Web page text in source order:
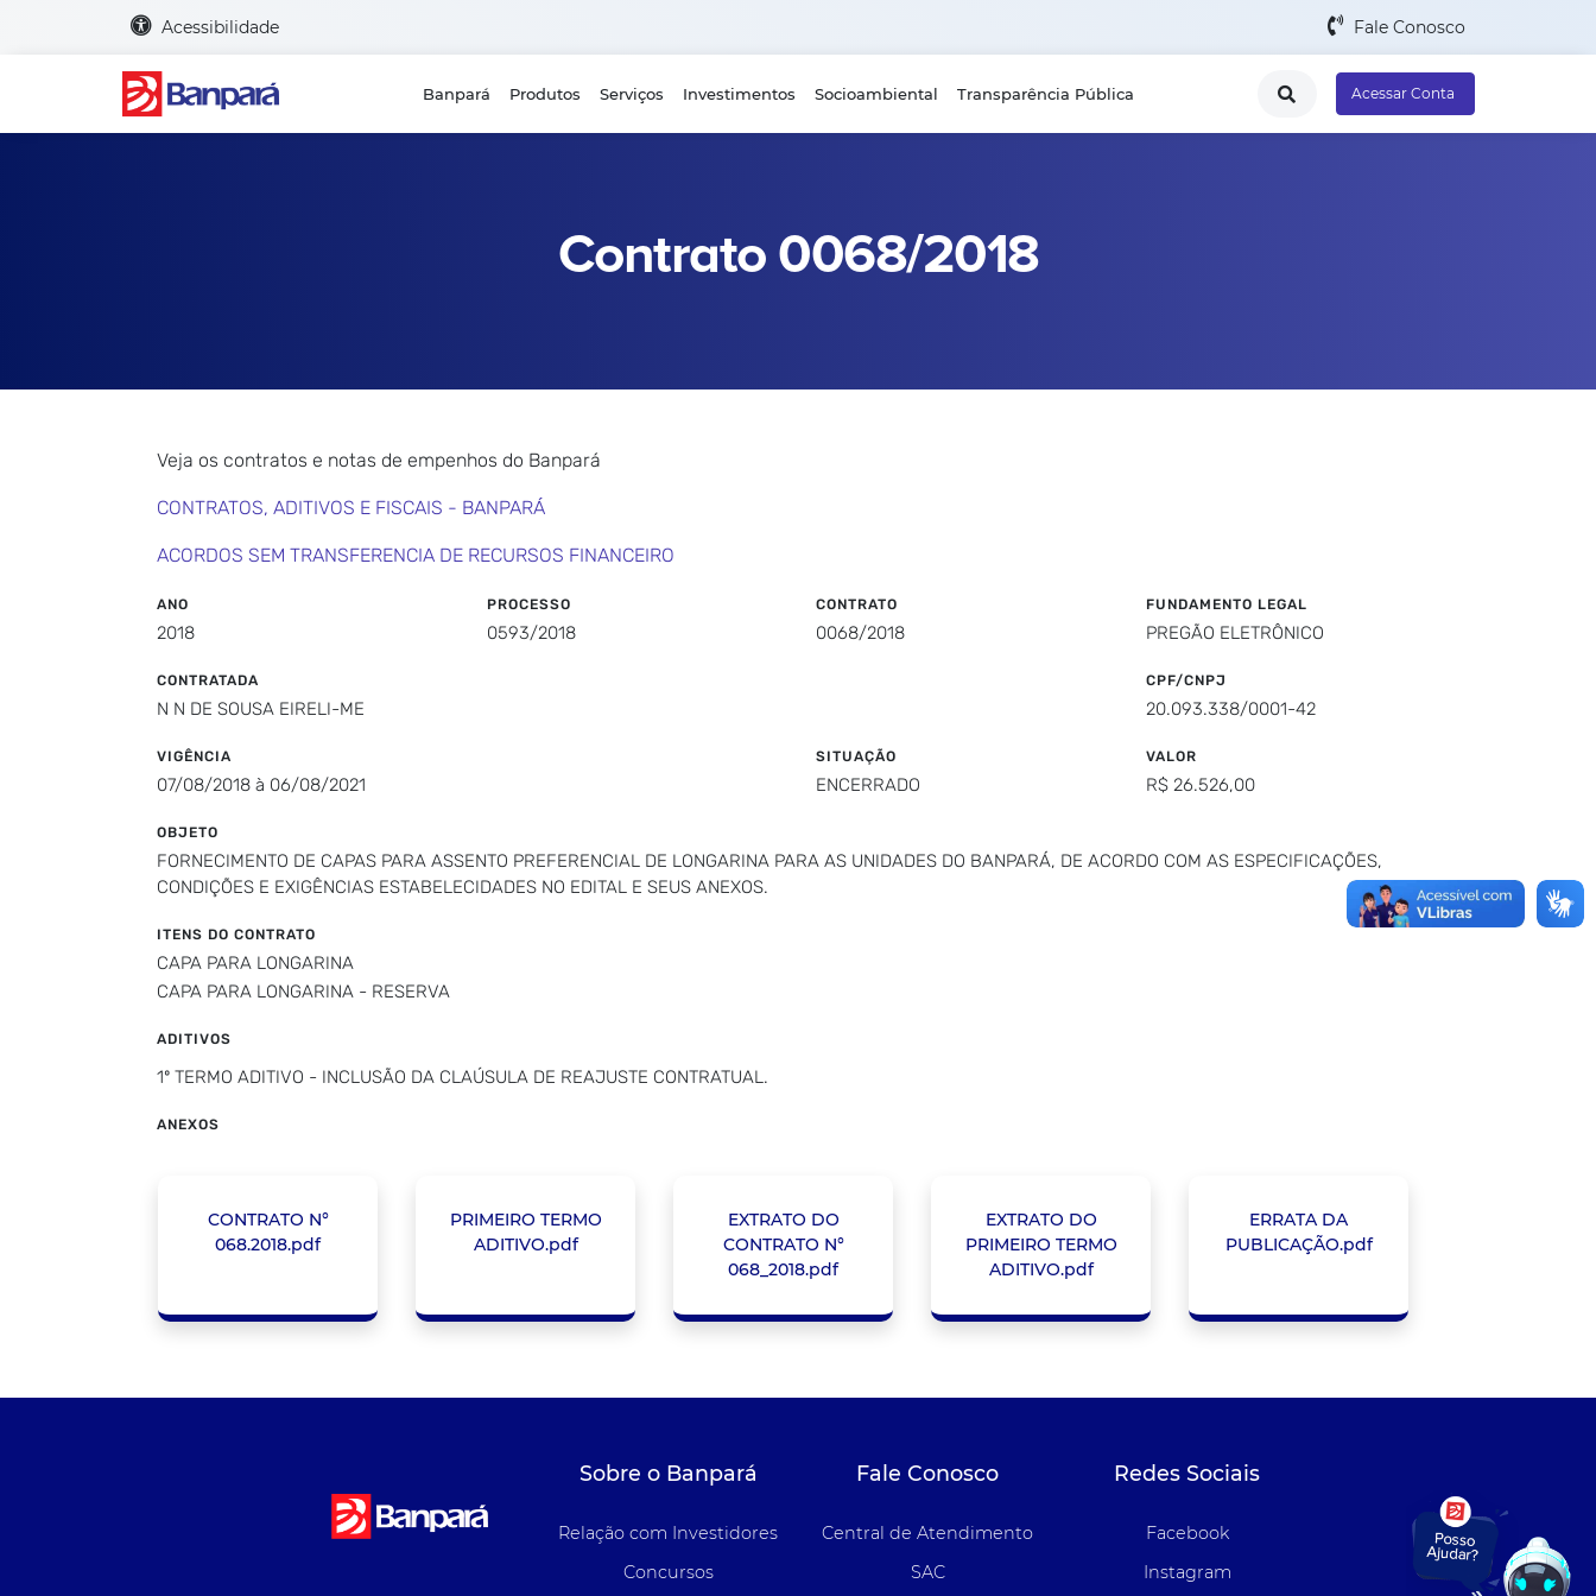
Acessibilidade Fale Conosco
Banpará Produtos Serviços Investimentos Socioambiental Transparência Pública Acessar Conta
Contrato 0068/2018
Veja os contratos e notas de empenhos do Banpará
CONTRATOS, ADITIVOS E FISCAIS - BANPARÁ
ACORDOS SEM TRANSFERENCIA DE RECURSOS FINANCEIRO
ANO
2018
PROCESSO
0593/2018
CONTRATO
0068/2018
FUNDAMENTO LEGAL
PREGÃO ELETRÔNICO
CONTRATADA
N N DE SOUSA EIRELI-ME
CPF/CNPJ
20.093.338/0001-42
VIGÊNCIA
07/08/2018 à 06/08/2021
SITUAÇÃO
ENCERRADO
VALOR
R$ 26.526,00
OBJETO
FORNECIMENTO DE CAPAS PARA ASSENTO PREFERENCIAL DE LONGARINA PARA AS UNIDADES DO BANPARÁ, DE ACORDO COM AS ESPECIFICAÇÕES,
CONDIÇÕES E EXIGÊNCIAS ESTABELECIDADES NO EDITAL E SEUS ANEXOS.
ITENS DO CONTRATO
CAPA PARA LONGARINA
CAPA PARA LONGARINA - RESERVA
ADITIVOS
1º TERMO ADITIVO - INCLUSÃO DA CLAÚSULA DE REAJUSTE CONTRATUAL.
ANEXOS
CONTRATO N°
068.2018.pdf
PRIMEIRO TERMO
ADITIVO.pdf
EXTRATO DO
CONTRATO N°
068_2018.pdf
EXTRATO DO
PRIMEIRO TERMO
ADITIVO.pdf
ERRATA DA
PUBLICAÇÃO.pdf
Sobre o Banpará
Relação com Investidores
Concursos
Fale Conosco
Central de Atendimento
SAC
Redes Sociais
Facebook
Instagram